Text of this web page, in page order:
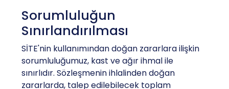
Sorumluluğun
Sınırlandırılması
SİTE'nin kullanımından doğan zararlara ilişkin
sorumluluğumuz, kast ve ağır ihmal ile
sınırlıdır. Sözleşmenin ihlalinden doğan
zararlarda, talep edilebilecek toplam